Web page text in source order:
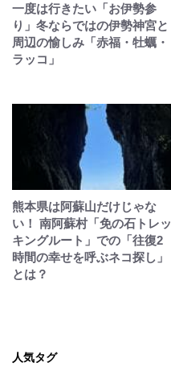
一度は行きたい「お伊勢参
り」冬ならではの伊勢神宮と
周辺の愉しみ「赤福・牡蠣・
ラッコ」
熊本県は阿蘇山だけじゃな
い！ 南阿蘇村「免の石トレッ
キングルート」での「往復2
時間の幸せを呼ぶネコ探し」
とは？
人気タグ